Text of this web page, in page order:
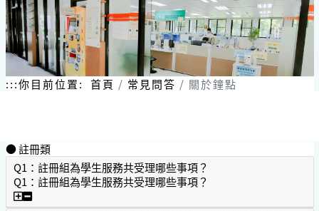
:::你目前位置: 首頁 常見問答 關於鐘點
● 註冊類
Q1：註冊組為學生服務共受理哪些事項？
Q1：註冊組為學生服務共受理哪些事項？
Q1：註冊組為學生服務共受理哪些事項？